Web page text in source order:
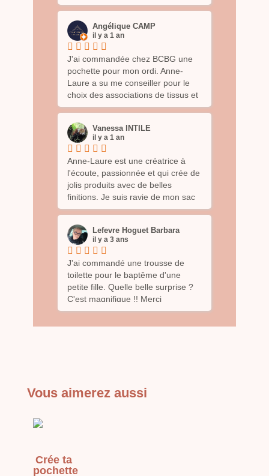
Angélique CAMP
il y a 1 an
J'ai commandée chez BCBG une
pochette pour mon ordi. Anne-
Laure a su me conseiller pour le
choix des associations de tissus et
le rendu est sublime. Je suis ravie
esthétique, pratique et solide. J'ai
hâte de découvrir le nouveau
virage de cette enseigne
prometteuse
Vanessa INTILE
il y a 1 an
Anne-Laure est une créatrice à
l'écoute, passionnée et qui crée de
jolis produits avec de belles
finitions. Je suis ravie de mon sac
banane qu'elle confectionné avec
travail les yeux fermés.
Lefevre Hoguet Barbara
il y a 3 ans
J'ai commandé une trousse de
toilette pour le baptême d'une
petite fille. Quelle belle surprise ?
C'est magnifique !! Merci
Vous aimerez aussi
Crée ta
pochette